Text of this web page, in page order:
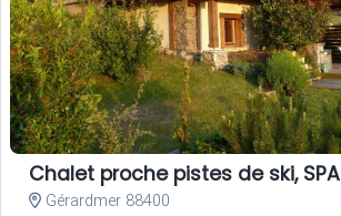
Chalet proche pistes de ski, SPA
Gérardmer 88400